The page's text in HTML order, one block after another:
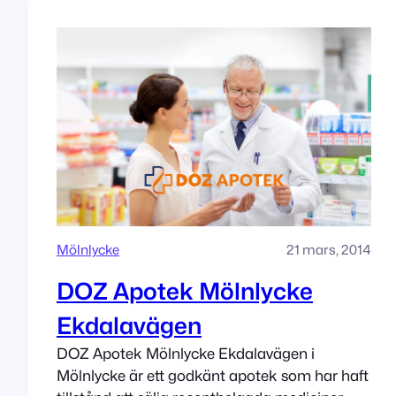
Mölnlycke 21 mars, 2014
DOZ Apotek Mölnlycke
Ekdalavägen
DOZ Apotek Mölnlycke Ekdalavägen i
Mölnlycke är ett godkänt apotek som har haft